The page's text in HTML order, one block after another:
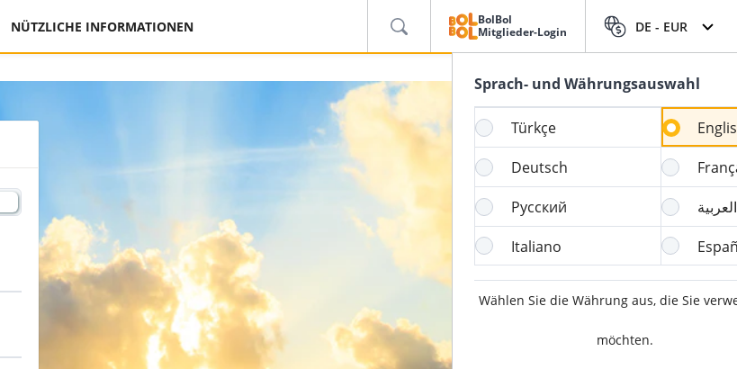
NÜTZLICHE INFORMATIONEN
BolBol
Mitglieder-Login
DE - EUR
Sprach- und Währungsauswahl
Türkçe
Deutsch
Русский
العربية
Italiano
Wählen Sie die Währung aus, die Sie
möchten.